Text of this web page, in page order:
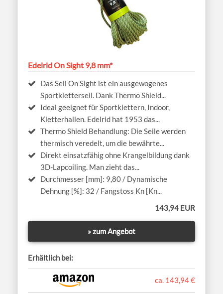
Edelrid On Sight 9,8 mm*
Das Seil On Sight ist ein ausgewogenes
Sportkletterseil. Dank Thermo Shield...
Ideal geeignet für Sportklettern, Indoor,
Kletterhallen. Edelrid hat 1953 das...
Thermo Shield Behandlung: Die Seile werden
thermisch veredelt, um die bewährte...
Direkt einsatzfähig ohne Krangelbildung dank
3D-Lapcoiling. Man zieht das...
Durchmesser [mm]: 9,80 / Dynamische
Dehnung [%]: 32 / Fangstoss Kn [Kn...
143,94 EUR
» zum Angebot
Erhältlich bei:
ca. 143,94 €